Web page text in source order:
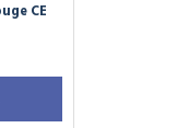
CE